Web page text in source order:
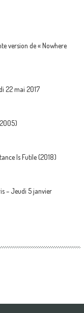
version de « Nowhere
22 mai 2017
Is Futile (2018)
– Jeudi 5 janvier